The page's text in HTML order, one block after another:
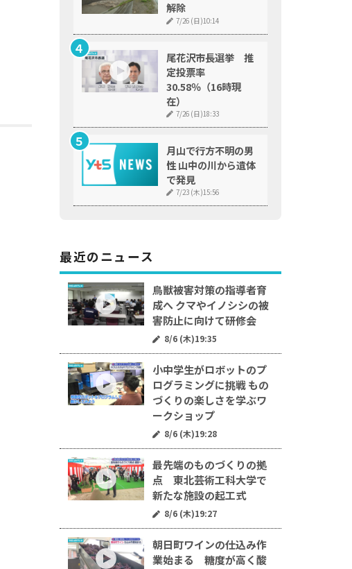
解除
7/26 (日)10:14
尾花沢市長選挙 推
定投票率
30.58％（16時現
在）
7/26 (日)18:33
月山で行方不明の男
性 山中の川から遺体
で発見
7/23 (木)15:56
最近のニュース
鳥獣被害対策の指導者育
成へ クマやイノシシの被
害防止に向けて研修会
8/6 (木)19:35
小中学生がロボットのプ
ログラミングに挑戦 もの
づくりの楽しさを学ぶワ
ークショップ
8/6 (木)19:28
最先端のものづくりの拠
点 東北芸術工科大学で
新たな施設の起工式
8/6 (木)19:27
朝日町ワインの仕込み作
業始まる 糖度が高く酸